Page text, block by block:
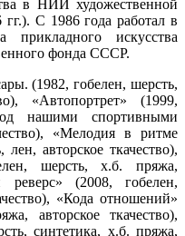
в НИИ художественной
С 1986 года работал в
прикладного искусства
фонда СССР.
(1982, гобелен, шерсть,
«Автопортрет» (1999,
нашими спортивными
«Мелодия в ритме
авторское ткачество),
шерсть, х.б. пряжа,
реверс» (2008, гобелен,
«Кода отношений»
авторское ткачество),
синтетика, х.б. пряжа,